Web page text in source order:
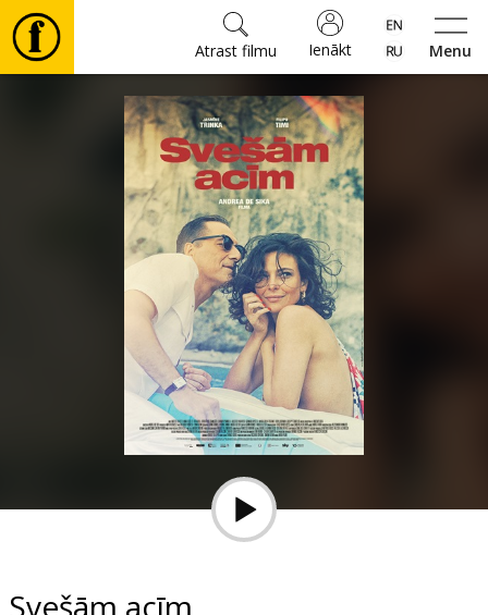
Menu
Ienākt
Atrast filmu
Pasākumi
Svešām acīm